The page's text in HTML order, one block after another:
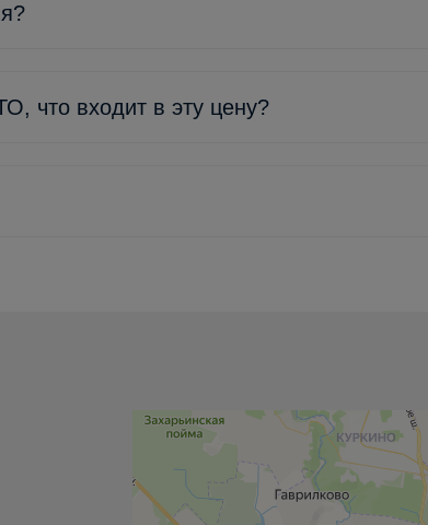
что входит в эту цену?